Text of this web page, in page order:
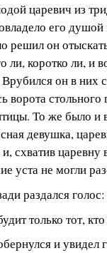
царевич из
его
решил он
ли, коротко ли, и
Врубился он в них
ворота
То же было и
девушка,
схватив царевну
уста не могли
раздался голос:
только тот,
и увидел